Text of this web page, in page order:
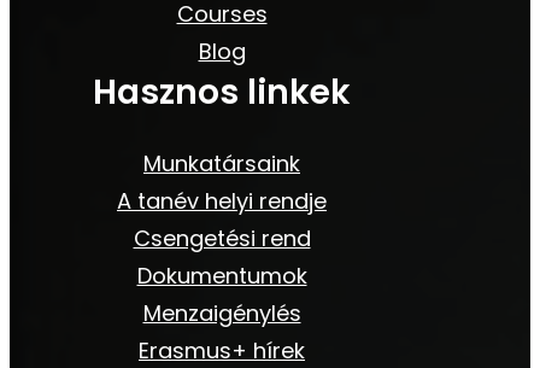
Courses
Blog
Hasznos linkek
Munkatársaink
A tanév helyi rendje
Csengetési rend
Dokumentumok
Menzaigénylés
Erasmus+ hírek